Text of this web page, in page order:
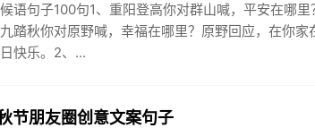
语句子100句1、重阳登高你对群山喊，平安在哪
踏秋你对原野喊，幸福在哪里？原野回应，在你家
快乐。2、...
节朋友圈创意文案句子